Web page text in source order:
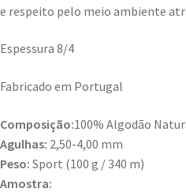
e respeito pelo meio ambiente
Espessura 8/4
Fabricado em Portugal
Composição:100% Algodão
Agulhas: 2,50-4,00 mm
Peso: Sport (100 g / 340 m)
Amostra: